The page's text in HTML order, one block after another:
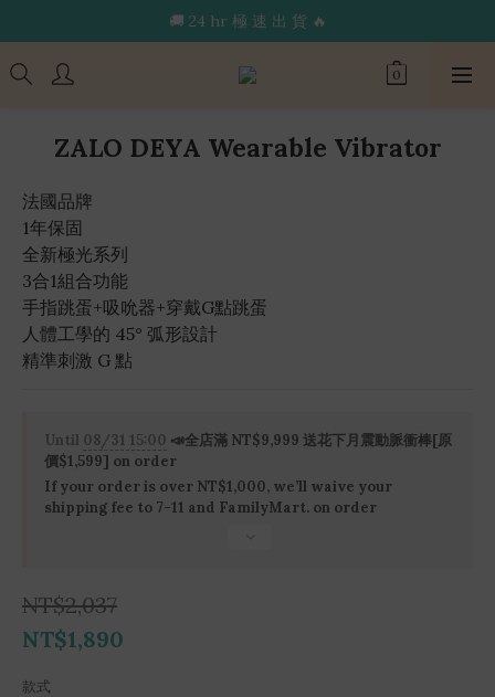
🔥限 時 送 玩 具 消 毒 袋🔥
🚚 24 hr 極 速 出 貨 🔥
🔥限 時 送 玩 具 消 毒 袋🔥
ZALO DEYA Wearable Vibrator
法國品牌
1年保固
全新極光系列
3合1組合功能
手指跳蛋+吸吮器+穿戴G點跳蛋
人體工學的 45° 弧形設計
精準刺激 G 點
Until 08/31 15:00 📣全店滿 NT$9,999 送花下月震動脈衝棒[原
價$1,599] on order
If your order is over NT$1,000, we’ll waive your
shipping fee to 7-11 and FamilyMart. on order
NT$2,037
NT$1,890
款式